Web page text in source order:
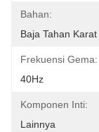
Bahan:
Baja Tahan Karat
Frekuensi Gema:
40Hz
Komponen Inti:
Lainnya